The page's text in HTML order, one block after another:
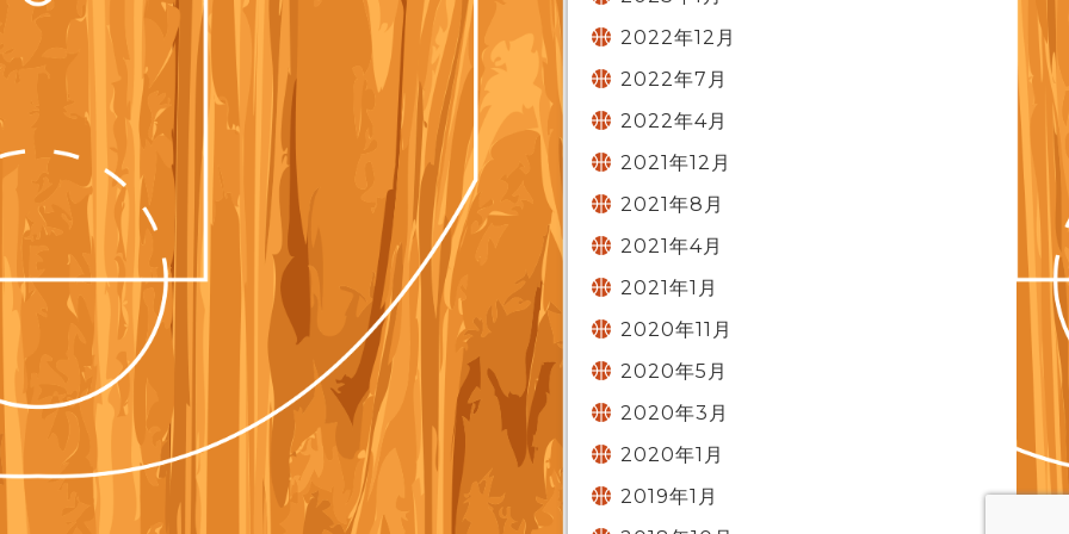
2022年12月
2022年7月
2022年4月
2021年12月
2021年8月
2021年4月
2021年1月
2020年11月
2020年5月
2020年3月
2020年1月
2019年1月